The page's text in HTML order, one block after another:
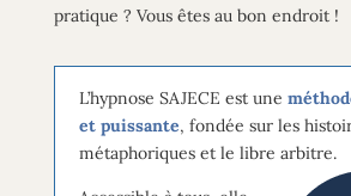
pratique ? Vous êtes au bon endroit !
L’hypnose SAJECE est une
et puissante, fondée sur les
métaphoriques et le libre arbitre.